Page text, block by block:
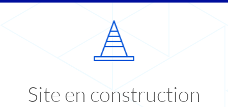
Site en construction